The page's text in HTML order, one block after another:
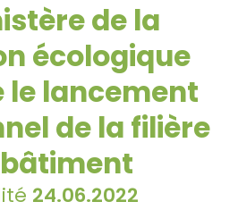
de la
écologique
le lancement
de la filière
bâtiment
24.06.2022